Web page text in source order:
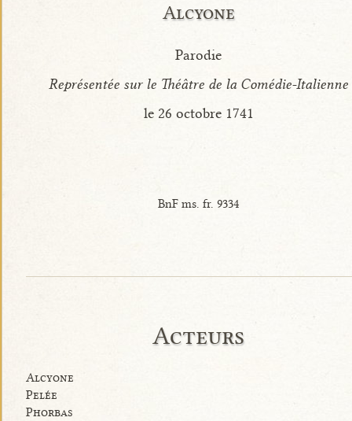
Alcyone
Parodie
Représentée sur le Théâtre de la Comédie-Italienne
le 26 octobre 1741
BnF ms. fr. 9334
Acteurs
Alcyone
Pelée
Phorbas